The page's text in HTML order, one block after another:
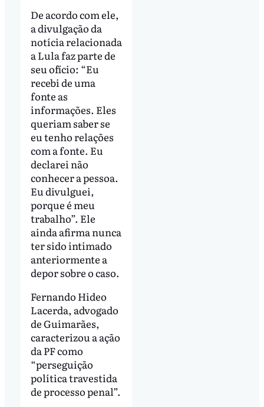
De acordo com ele,
a divulgação da
notícia relacionada
a Lula faz parte de
seu ofício: “Eu
recebi de uma
fonte as
informações. Eles
queriam saber se
eu tenho relações
com a fonte. Eu
declarei não
conhecer a pessoa.
Eu divulguei,
porque é meu
trabalho”. Ele
ainda afirma nunca
ter sido intimado
anteriormente a
depor sobre o caso.
Fernando Hideo
Lacerda, advogado
de Guimarães,
caracterizou a ação
da PF como
“perseguição
política travestida
de processo penal”.